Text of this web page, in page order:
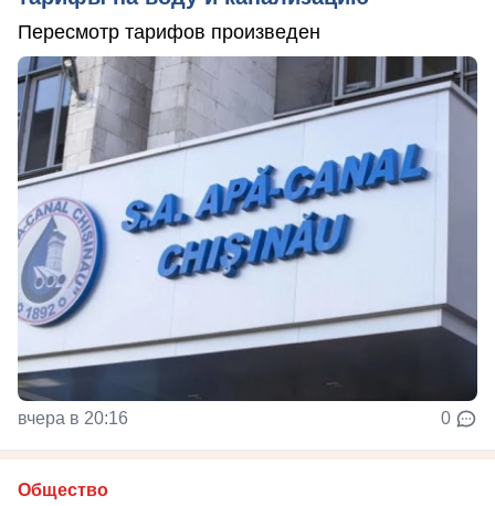
Пересмотр тарифов произведен
вчера в 20:16 0
Общество